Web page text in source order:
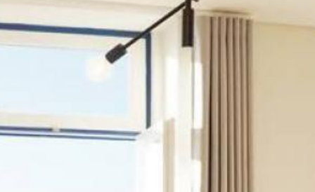
Sugestões
+351 917136056
bookings@patio25.com